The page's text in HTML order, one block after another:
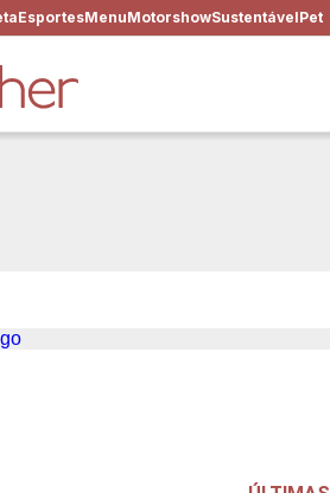
EsportesMenuMotorshowSustentávelPet
com a